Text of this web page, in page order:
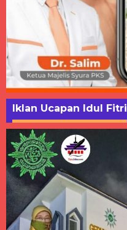
Iklan Ucapan Idul Fitri